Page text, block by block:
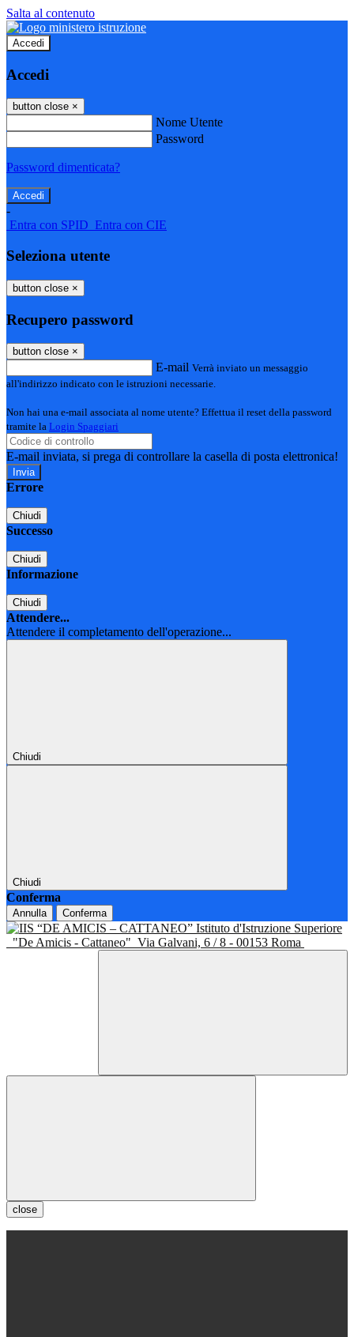
Salta al contenuto
Accedi
Accedi
button close ×
Nome Utente
Password
Password dimenticata?
-
Entra con SPID Entra con CIE
Seleziona utente
button close ×
Recupero password
button close ×
E-mail Verrà inviato un messaggio
all'indirizzo indicato con le istruzioni necessarie.
Non hai una e-mail associata al nome utente? Effettua il reset della password
tramite la Login Spaggiari
E-mail inviata, si prega di controllare la casella di posta elettronica!
Errore
Chiudi
Successo
Chiudi
Informazione
Chiudi
Attendere...
Attendere il completamento dell'operazione...
Chiudi
Chiudi
Conferma
Annulla Conferma
Istituto d'Istruzione Superiore
"De Amicis - Cattaneo" Via Galvani, 6 / 8 - 00153 Roma
close